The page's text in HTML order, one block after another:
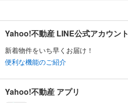
Yahoo!不動産 LINE公式アカウント
新着物件をいち早くお届け！
便利な機能のご紹介
Yahoo!不動産 アプリ